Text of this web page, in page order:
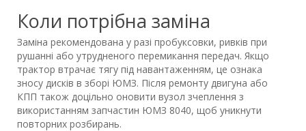
Коли потрібна заміна
Заміна рекомендована у разі пробуксовки, ривків при
рушанні або утрудненого перемикання передач. Якщо
трактор втрачає тягу під навантаженням, це ознака
зносу дисків в зборі ЮМЗ. Після ремонту двигуна або
КПП також доцільно оновити вузол зчеплення з
використанням запчастин ЮМЗ 8040, щоб уникнути
повторних розбирань.